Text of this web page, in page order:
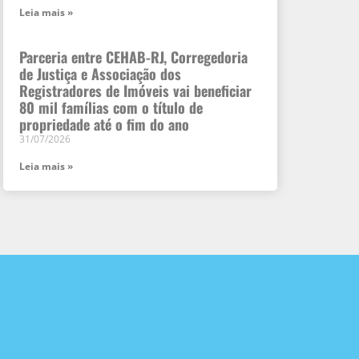
Leia mais »
Parceria entre CEHAB-RJ, Corregedoria
de Justiça e Associação dos
Registradores de Imóveis vai beneficiar
80 mil famílias com o título de
propriedade até o fim do ano
31/07/2026
Leia mais »